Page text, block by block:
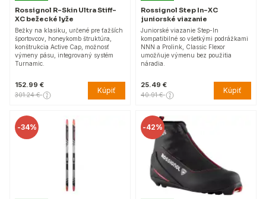
Rossignol R-Skin Ultra Stiff-
XC bežecké lyže
Bežky na klasiku, určené pre ťažších
športovcov, honeykomb štruktúra,
konštrukcia Active Cap, možnosť
výmeny pásu, integrovaný systém
Turnamic.
152.99 €
301.24 € Kúpiť
Rossignol Step In-XC
juniorské viazanie
Juniorské viazanie Step-In
kompatibilné so všetkými podrážkami
NNN a Prolink, Classic Flexor
umožňuje výmenu bez použitia
náradia.
25.49 €
40.91 € Kúpiť
-34% -42%